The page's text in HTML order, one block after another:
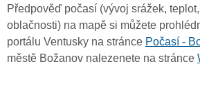
Předpověď počasí (vývoj srážek,
oblačnosti) na mapě si můžete
portálu Ventusky na stránce Počasí -
městě Božanov nalezenete na stránce